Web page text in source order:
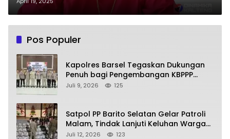
Pos Populer
Kapolres Barsel Tegaskan Dukungan
Penuh bagi Pengembangan KBPPP
Kalimantan Tengah
Juli 9, 2026 125
Satpol PP Barito Selatan Gelar Patroli
Malam, Tindak Lanjuti Keluhan Warga
soal Balap Liar dan Remaja Nongkrong
Juli 12, 2026 123